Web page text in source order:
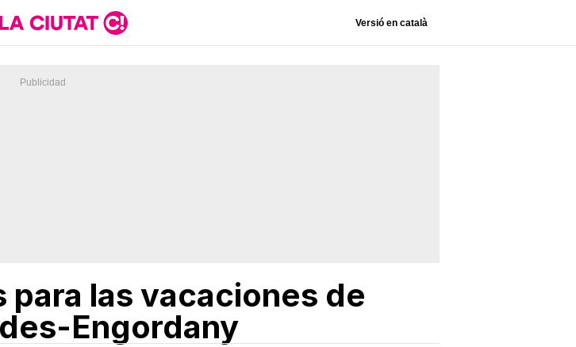
Versió en català
las vacaciones de
Engordany